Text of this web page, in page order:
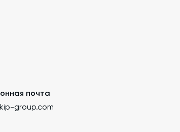
почта
group.com